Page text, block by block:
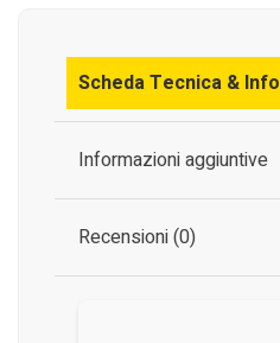
Scheda Tecnica & Info
Informazioni aggiuntive
Recensioni (0)